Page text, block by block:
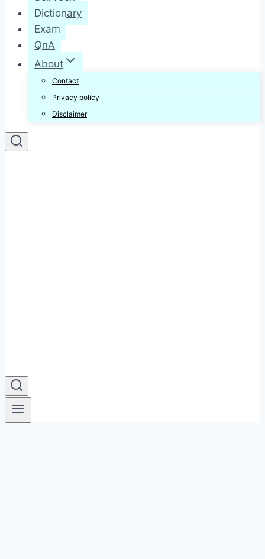
Dictionary
Exam
QnA
About
Contact
Privacy policy
Disclaimer